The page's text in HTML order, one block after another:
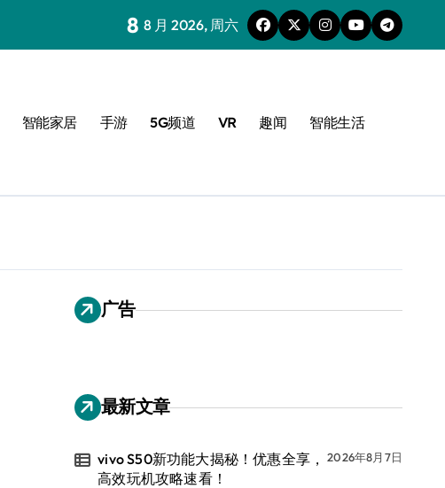
8 8 月 2026, 周六
智能家居 手游 5G频道 VR 趣闻 智能生活
广告
最新文章
vivo S50新功能大揭秘！优惠全享，
高效玩机攻略速看！
2026年8月7日